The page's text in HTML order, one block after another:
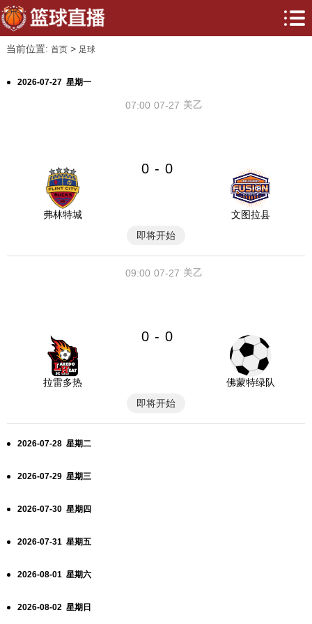
当前位置: 首页> 足球
2026-07-27 星期一
07-27
07:00 美乙
弗林特城
0 - 0
文图拉县
即将开始
07-27
09:00 美乙
拉雷多热
0 - 0
佛蒙特绿队
即将开始
2026-07-28 星期二
2026-07-29 星期三
2026-07-30 星期四
2026-07-31 星期五
2026-08-01 星期六
2026-08-02 星期日